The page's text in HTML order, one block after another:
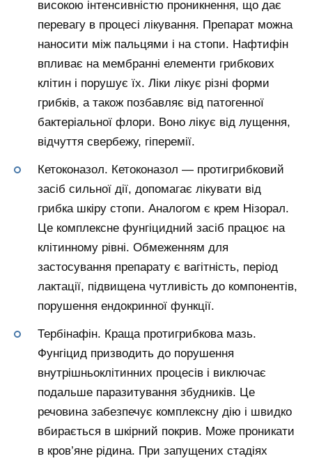
високою інтенсивністю проникнення, що дає
перевагу в процесі лікування. Препарат можна
наносити між пальцями і на стопи. Нафтифін
впливає на мембранні елементи грибкових
клітин і порушує їх. Ліки лікує різні форми
грибків, а також позбавляє від патогенної
бактеріальної флори. Воно лікує від лущення,
відчуття свербежу, гіперемії.
Кетоконазол. Кетоконазол — протигрибковий
засіб сильної дії, допомагає лікувати від
грибка шкіру стопи. Аналогом є крем Нізорал.
Це комплексне фунгіцидний засіб працює на
клітинному рівні. Обмеженням для
застосування препарату є вагітність, період
лактації, підвищена чутливість до компонентів,
порушення ендокринної функції.
Тербінафін. Краща протигрибкова мазь.
Фунгіцид призводить до порушення
внутрішньоклітинних процесів і виключає
подальше паразитування збудників. Це
речовина забезпечує комплексну дію і швидко
вбирається в шкірний покрив. Може проникати
в кров’яне рідина. При запущених стадіях